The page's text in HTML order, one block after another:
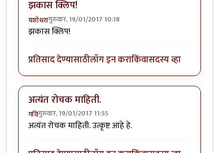
झकास क्लिप!
यशोधरागुरुवार, 19/01/2017 10:18
झकास क्लिप!
प्रतिसाद देण्यासाठीलॉग इन कराकिंवासदस्य व्हा
अत्यंत रोचक माहिती.
गविगुरुवार, 19/01/2017 11:55
अत्यंत रोचक माहिती. उत्कृष्ट आहे हे.